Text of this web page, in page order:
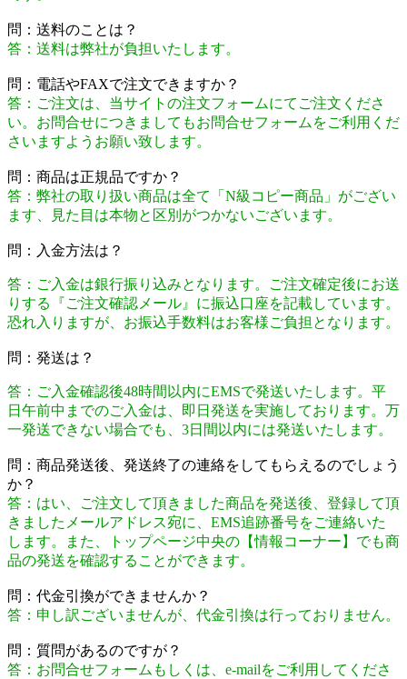
問：送料のことは？
答：送料は弊社が負担いたします。
問：電話やFAXで注文できますか？
答：ご注文は、当サイトの注文フォームにてご注文くださ
い。お問合せにつきましてもお問合せフォームをご利用くだ
さいますようお願い致します。
問：商品は正規品ですか？
答：弊社の取り扱い商品は全て「N級コピー商品」がござい
ます、見た目は本物と区別がつかないございます。
問：入金方法は？
答：ご入金は銀行振り込みとなります。ご注文確定後にお送
りする『ご注文確認メール』に振込口座を記載しています。
恐れ入りますが、お振込手数料はお客様ご負担となります。
問：発送は？
答：ご入金確認後48時間以内にEMSで発送いたします。平
日午前中までのご入金は、即日発送を実施しております。万
一発送できない場合でも、3日間以内には発送いたします。
問：商品発送後、発送終了の連絡をしてもらえるのでしょう
か？
答：はい、ご注文して頂きました商品を発送後、登録して頂
きましたメールアドレス宛に、EMS追跡番号をご連絡いた
します。また、トップページ中央の【情報コーナー】でも商
品の発送を確認することができます。
問：代金引換ができませんか？
答：申し訳ございませんが、代金引換は行っておりません。
問：質問があるのですが？
答：お問合せフォームもしくは、e-mailをご利用してくださ